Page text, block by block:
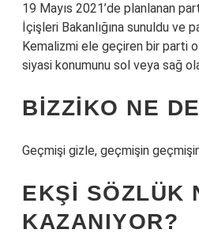
19 Mayıs 2021’de planlanan
İçişleri Bakanlığına sunuldu ve
Kemalizmi ele geçiren bir parti
siyasi konumunu sol veya sağ
BIZZIKO NE
Geçmişi gizle, geçmişin
EKŞI SÖZLÜK
KAZANIYOR?